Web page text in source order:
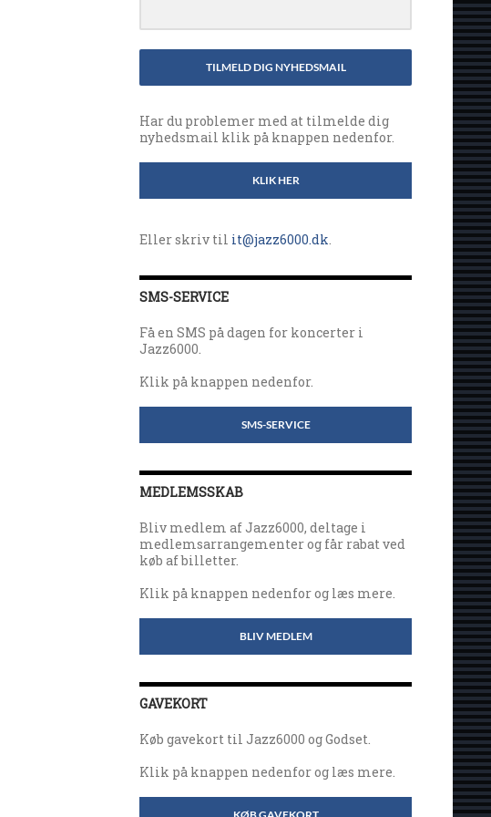
TILMELD DIG NYHEDSMAIL
Har du problemer med at tilmelde dig
nyhedsmail klik på knappen nedenfor.
KLIK HER
Eller skriv til it@jazz6000.dk.
SMS-SERVICE
Få en SMS på dagen for koncerter i
Jazz6000.
Klik på knappen nedenfor.
SMS-SERVICE
MEDLEMSSKAB
Bliv medlem af Jazz6000, deltage i
medlemsarrangementer og får rabat ved
køb af billetter.
Klik på knappen nedenfor og læs mere.
BLIV MEDLEM
GAVEKORT
Køb gavekort til Jazz6000 og Godset.
Klik på knappen nedenfor og læs mere.